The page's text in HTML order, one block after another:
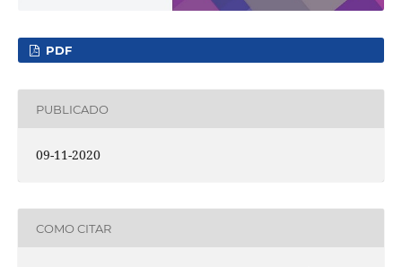
PDF
PUBLICADO
09-11-2020
COMO CITAR